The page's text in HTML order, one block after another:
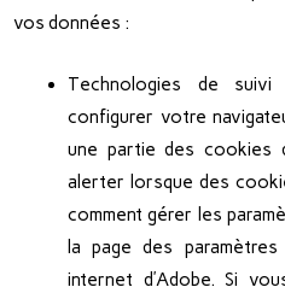
vos données :
Technologies de
configurer votre
une partie des cookies
alerter lorsque des
comment gérer les
la page des
internet d’Adobe. Si